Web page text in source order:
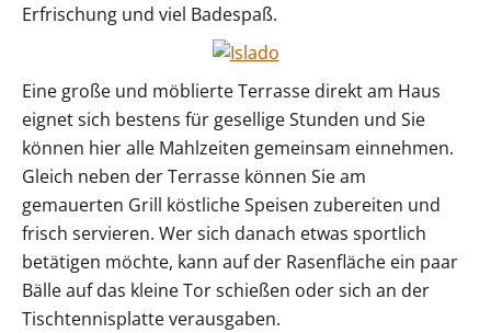
Erfrischung und viel Badespaß.
Eine große und möblierte Terrasse direkt am Haus
eignet sich bestens für gesellige Stunden und Sie
können hier alle Mahlzeiten gemeinsam einnehmen.
Gleich neben der Terrasse können Sie am
gemauerten Grill köstliche Speisen zubereiten und
frisch servieren. Wer sich danach etwas sportlich
betätigen möchte, kann auf der Rasenfläche ein paar
Bälle auf das kleine Tor schießen oder sich an der
Tischtennisplatte verausgaben.